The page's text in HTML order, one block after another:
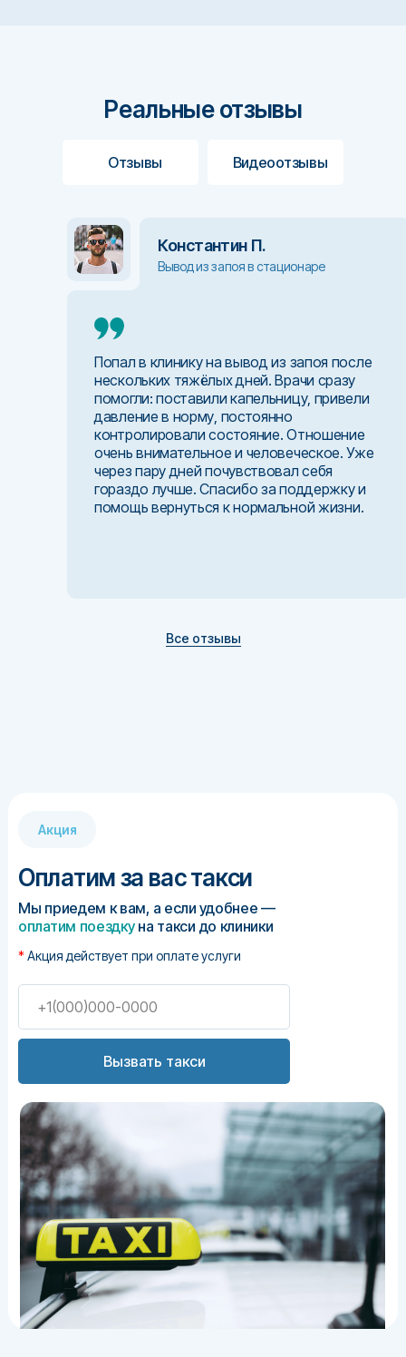
Анна Алексеевна
Тарас Григорьевич
Психиатр-нарколог, стаж 15 лет
Отзывы Видеоотзывы
Реальные отзывы
Константин П.
Вывод из запоя в стационаре
Попал в клинику на вывод из запоя после
нескольких тяжёлых дней. Врачи сразу
помогли: поставили капельницу, привели
давление в норму, постоянно
контролировали состояние. Отношение
очень внимательное и человеческое. Уже
через пару дней почувствовал себя
гораздо лучше. Спасибо за поддержку и
помощь вернуться к нормальной жизни.
Все отзывы
Акция
Оплатим за вас такси
Вызвать такси
Мы приедем к вам, а если удобнее —
оплатим поездкуна такси до клиники
* Акция действует при оплате услуги